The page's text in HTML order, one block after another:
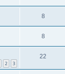
8
8
2 3
22